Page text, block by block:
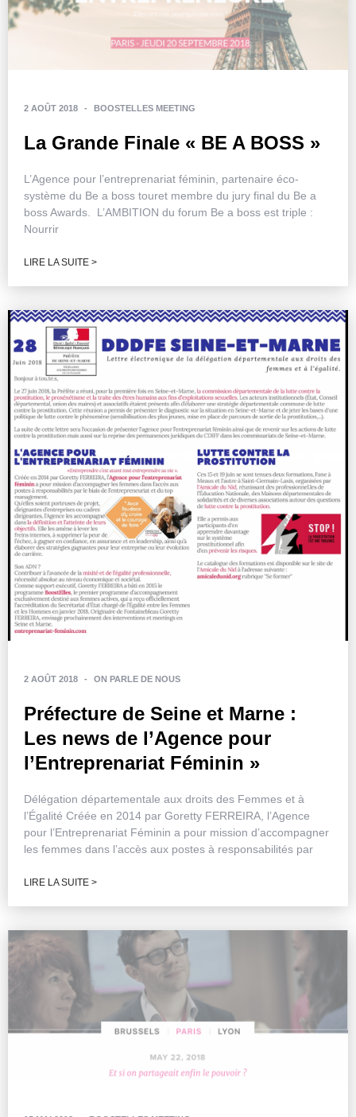
2 AOÛT 2018 - BOOSTELLES MEETING
La Grande Finale « BE A BOSS »
L’Agence pour l’entreprenariat féminin, partenaire éco-
système du Be a boss touret membre du jury final du Be a
boss Awards. L’AMBITION du forum Be a boss est triple :
Nourrir
LIRE LA SUITE >
2 AOÛT 2018 - ON PARLE DE NOUS
Préfecture de Seine et Marne :
Les news de l’Agence pour
l’Entreprenariat Féminin »
Délégation départementale aux droits des Femmes et à
l’Égalité Créée en 2014 par Goretty FERREIRA, l’Agence
pour l’Entreprenariat Féminin a pour mission d’accompagner
les femmes dans l’accès aux postes à responsabilités par
LIRE LA SUITE >